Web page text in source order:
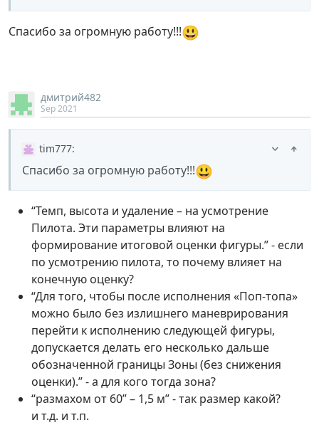
Спасибо за огромную работу!!!😃
дмитрий482
Sep 2021
tim777:
Спасибо за огромную работу!!!😃
“Темп, высота и удаление – на усмотрение
Пилота. Эти параметры влияют на
формирование итоговой оценки фигуры.” - если
по усмотрению пилота, то почему влияет на
конечную оценку?
“Для того, чтобы после исполнения «Поп-топа»
можно было без излишнего маневрирования
перейти к исполнению следующей фигуры,
допускается делать его несколько дальше
обозначенной границы Зоны (без снижения
оценки).” - а для кого тогда зона?
“размахом от 60” – 1,5 м” - так размер какой?
и т.д. и т.п.